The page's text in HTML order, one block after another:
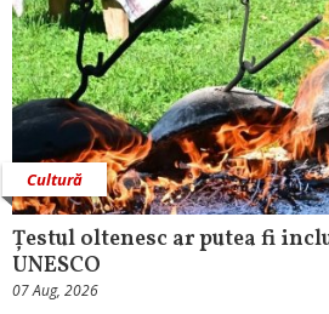
Cultură
Țestul oltenesc ar putea fi
UNESCO
07 Aug, 2026